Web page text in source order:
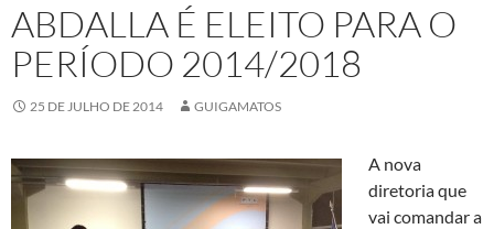
ABDALLA É ELEITO PARA O
PERÍODO 2014/2018
25 DE JULHO DE 2014 GUIGAMATOS
A nova
diretoria que
vai comandar a